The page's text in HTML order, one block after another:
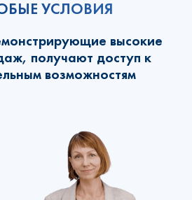
УСЛОВИЯ
высокие
получают доступ к
возможностям